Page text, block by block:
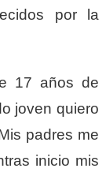
por la
17 años de
joven quiero
padres me
inicio mis